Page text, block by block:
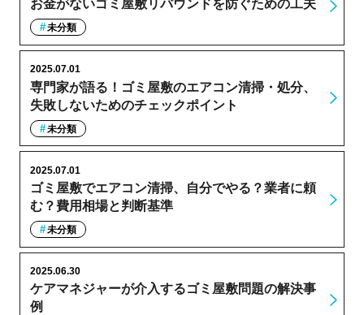
お金がないゴミ屋敷リバウンドを防ぐための工夫
未分類
専門家が語る！ゴミ屋敷のエアコン清掃・処分、
失敗しないためのチェックポイント
2025.07.01
未分類
ゴミ屋敷でエアコン清掃、自分でやる？業者に頼
む？費用相場と判断基準
2025.07.01
未分類
ケアマネジャーが介入するゴミ屋敷問題の解決事
例
2025.06.30